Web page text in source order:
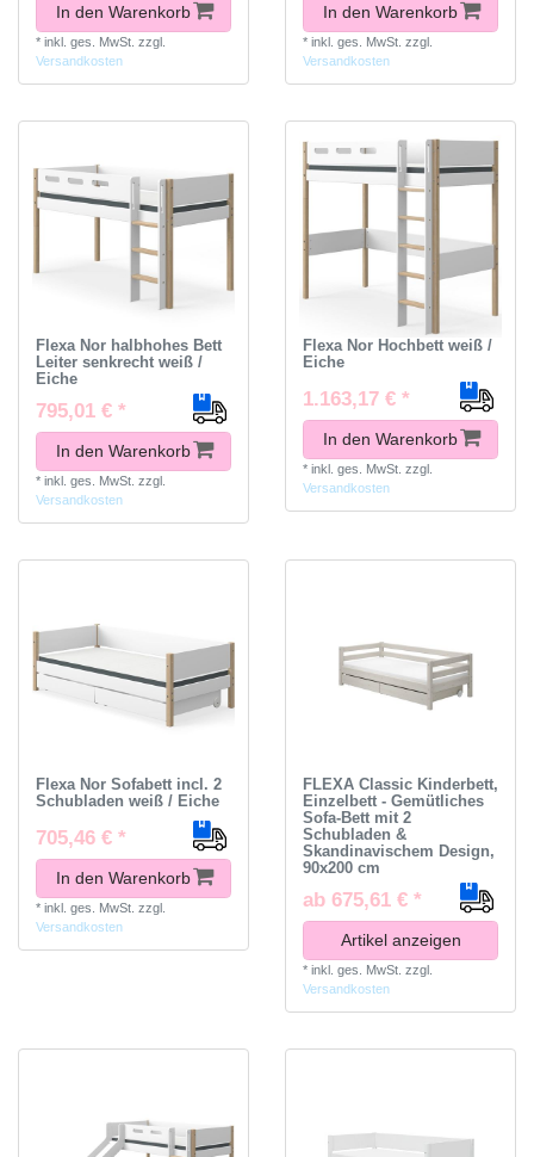
In den Warenkorb
* inkl. ges. MwSt. zzgl.
Versandkosten
In den Warenkorb
* inkl. ges. MwSt. zzgl.
Versandkosten
Flexa Nor halbhohes Bett
Leiter senkrecht weiß /
Eiche
795,01 € *
In den Warenkorb
* inkl. ges. MwSt. zzgl.
Versandkosten
Flexa Nor Hochbett weiß /
Eiche
1.163,17 € *
In den Warenkorb
* inkl. ges. MwSt. zzgl.
Versandkosten
Flexa Nor Sofabett incl. 2
Schubladen weiß / Eiche
705,46 € *
In den Warenkorb
* inkl. ges. MwSt. zzgl.
Versandkosten
FLEXA Classic Kinderbett,
Einzelbett - Gemütliches
Sofa-Bett mit 2
Schubladen &
Skandinavischem Design,
90x200 cm
ab 675,61 € *
Artikel anzeigen
* inkl. ges. MwSt. zzgl.
Versandkosten